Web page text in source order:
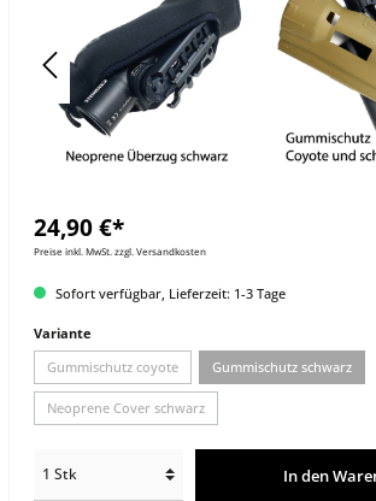
24,90 €*
Preise inkl. MwSt. zzgl. Versandkosten
Sofort verfügbar, Lieferzeit: 1-3 Tage
Variante
Gummischutz coyote
Gummischutz schwarz
Neoprene Cover schwarz
In den